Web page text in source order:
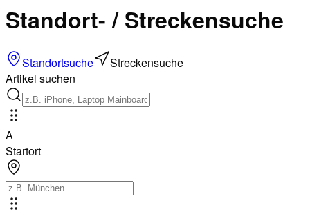
Standort- / Streckensuche
Standortsuche
Streckensuche
Artikel suchen
A
Startort